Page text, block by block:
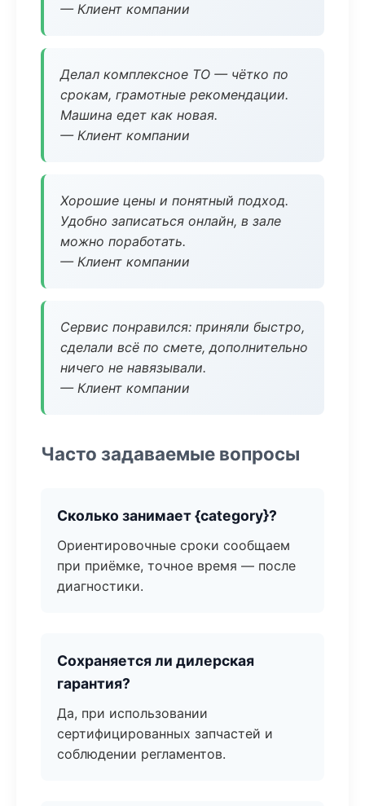
— Клиент компании
Делал комплексное ТО — чётко по
срокам, грамотные рекомендации.
Машина едет как новая.
— Клиент компании
Хорошие цены и понятный подход.
Удобно записаться онлайн, в зале
можно поработать.
— Клиент компании
Сервис понравился: приняли быстро,
сделали всё по смете, дополнительно
ничего не навязывали.
— Клиент компании
Часто задаваемые вопросы
Сколько занимает {category}?
Ориентировочные сроки сообщаем
при приёмке, точное время — после
диагностики.
Сохраняется ли дилерская
гарантия?
Да, при использовании
сертифицированных запчастей и
соблюдении регламентов.